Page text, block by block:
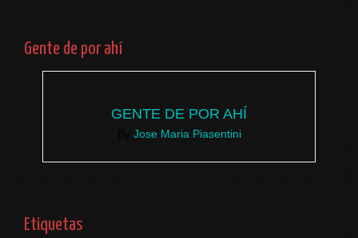
Gente de por ahí
GENTE DE POR AHÍ
Jose Maria Piasentini
Etiquetas